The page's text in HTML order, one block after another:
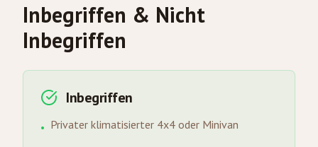
Inbegriffen & Nicht
Inbegriffen
Inbegriffen
• Privater klimatisierter 4x4 oder Minivan